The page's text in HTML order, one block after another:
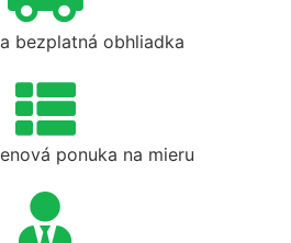
bezplatná obhliadka
ponuka na mieru